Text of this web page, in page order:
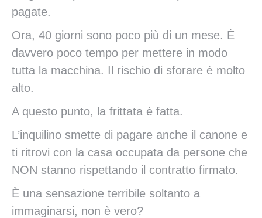
pagate.
Ora, 40 giorni sono poco più di un mese. È
davvero poco tempo per mettere in modo
tutta la macchina. Il rischio di sforare è molto
alto.
A questo punto, la frittata è fatta.
L’inquilino smette di pagare anche il canone e
ti ritrovi con la casa occupata da persone che
NON stanno rispettando il contratto firmato.
È una sensazione terribile soltanto a
immaginarsi, non è vero?